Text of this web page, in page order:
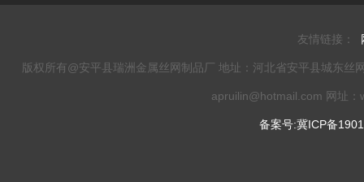
友情链接：
版权所有@安平县瑞洲金属丝网制品厂 地址：河北省安平县城东
apruilin@hotmail.com 网址
备案号:冀ICP备